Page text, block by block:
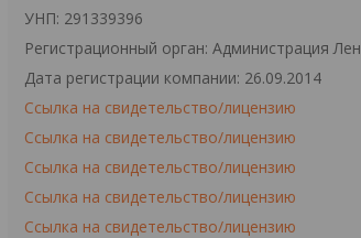
УНП: 291339396
Регистрационный орган: Администрация
Дата регистрации компании: 26.09.2014
Ссылка на свидетельство/лицензию
Ссылка на свидетельство/лицензию
Ссылка на свидетельство/лицензию
Ссылка на свидетельство/лицензию
Ссылка на свидетельство/лицензию